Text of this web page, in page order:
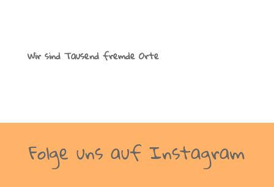
Wir sind Tausend fremde Orte
Folge uns auf Instagram